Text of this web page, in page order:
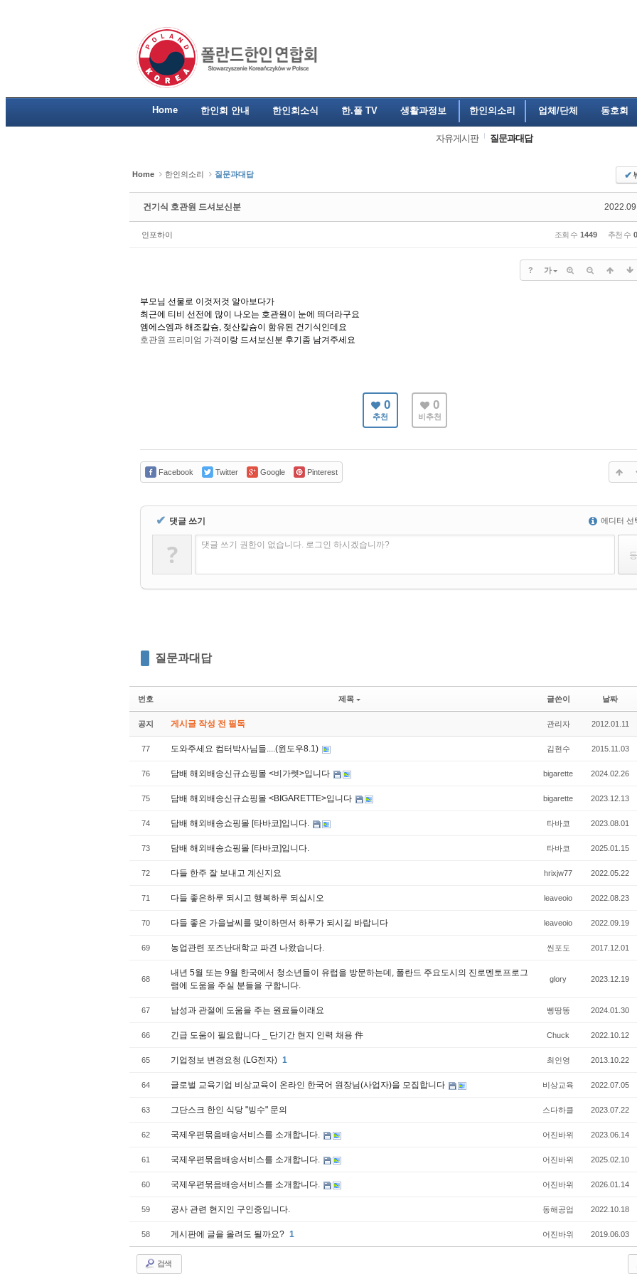
Home 한인회 안내 한인회소식 한.폴 TV 생활과정보 한인의소리 업체/단체 동호회
자유게시판 질문과대답
Home 한인의소리 질문과대답 ✔
건기식 호관원 드셔보신분
인포하이 조회 수 1449 추천 수 0
? 가
부모님 선물로 이것저것 알아보다가
최근에 티비 선전에 많이 나오는 호관원이 눈에 띄더라구요
엠에스엠과 해조칼슘, 젖산칼슘이 함유된 건기식인데요
호관원 프리미엄 가격 이랑 드셔보신분 후기좀 남겨주세요
0
추천
0
비추천
Facebook Twitter Google Pinterest
✔ 댓글 쓰기 에디터 선
? 댓글 쓰기 권한이 없습니다. 로그인 하시겠습니까?
질문과대답
번호 제목 글쓴이 날짜
공지 게시글 작성 전 필독 관리자 2012.01.11
77 도와주세요 컴터박사님들....(윈도우8.1) 김현수 2015.11.03
76 담배 해외배송신규쇼핑몰 <비가렛>입니다 bigarette 2024.02.26
75 담배 해외배송신규쇼핑몰 <BIGARETTE>입니다 bigarette 2023.12.13
74 담배 해외배송쇼핑몰 [타바코]입니다. 타바코 2023.08.01
73 담배 해외배송쇼핑몰 [타바코]입니다. 타바코 2025.01.15
72 다들 한주 잘 보내고 계신지요 hrixjw77 2022.05.22
71 다들 좋은하루 되시고 행복하루 되십시오 leaveoio 2022.08.23
70 다들 좋은 가을날씨를 맞이하면서 하루가 되시길 바랍니다 leaveoio 2022.09.19
69 농업관련 포즈난대학교 파견 나왔습니다. 씬포도 2017.12.01
68
내년 5월 또는 9월 한국에서 청소년들이 유럽을 방문하는데, 폴란드 주요도시의 진로멘토프로그
램에 도움을 주실 분들을 구합니다.
glory 2023.12.19
67 남성과 관절에 도움을 주는 원료들이래요 삥땅똥 2024.01.30
66 긴급 도움이 필요합니다 _ 단기간 현지 인력 채용 件 Chuck 2022.10.12
65 기업정보 변경요청 (LG전자) 1 최인영 2013.10.22
64 글로벌 교육기업 비상교육이 온라인 한국어 원장님(사업자)을 모집합니다 비상교육 2022.07.05
63 그단스크 한인 식당 "빙수" 문의 스다하클 2023.07.22
62 국제우편묶음배송서비스를 소개합니다. 어진바위 2023.06.14
61 국제우편묶음배송서비스를 소개합니다. 어진바위 2025.02.10
60 국제우편묶음배송서비스를 소개합니다. 어진바위 2026.01.14
59 공사 관련 현지인 구인중입니다. 동해공업 2022.10.18
58 게시판에 글을 올려도 될까요? 1 어진바위 2019.06.03
검색